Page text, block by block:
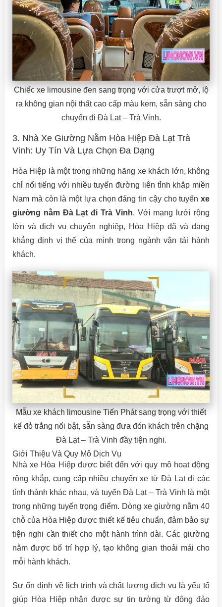
Chiếc xe limousine đen sang trọng với cửa trượt mở, lộ
ra không gian nội thất cao cấp màu kem, sẵn sàng cho
chuyến đi Đà Lạt – Trà Vinh.
3. Nhà Xe Giường Nằm Hòa Hiệp Đà Lạt Trà
Vinh: Uy Tín Và Lựa Chọn Đa Dạng
Hòa Hiệp là một trong những hãng xe khách lớn, không
chỉ nổi tiếng với nhiều tuyến đường liên tỉnh khắp miền
Nam mà còn là một lựa chọn đáng tin cậy cho tuyến xe
giường nằm Đà Lạt đi Trà Vinh. Với mạng lưới rộng
lớn và dịch vụ chuyên nghiệp, Hòa Hiệp đã và đang
khẳng định vị thế của mình trong ngành vận tải hành
khách.
Mẫu xe khách limousine Tiến Phát sang trọng với thiết
kế đỏ trắng nổi bật, sẵn sàng đưa đón khách trên chặng
Đà Lạt – Trà Vinh đầy tiện nghi.
Giới Thiệu Và Quy Mô Dịch Vụ
Nhà xe Hòa Hiệp được biết đến với quy mô hoạt động
rộng khắp, cung cấp nhiều chuyến xe từ Đà Lạt đi các
tỉnh thành khác nhau, và tuyến Đà Lạt – Trà Vinh là một
trong những tuyến trọng điểm. Dòng xe giường nằm 40
chỗ của Hòa Hiệp được thiết kế tiêu chuẩn, đảm bảo sự
tiện nghi cần thiết cho một hành trình dài. Các giường
nằm được bố trí hợp lý, tạo không gian thoải mái cho
mỗi hành khách.
Sự ổn định về lịch trình và chất lượng dịch vụ là yếu tố
giúp Hòa Hiệp nhận được sự tin tưởng từ đông đảo